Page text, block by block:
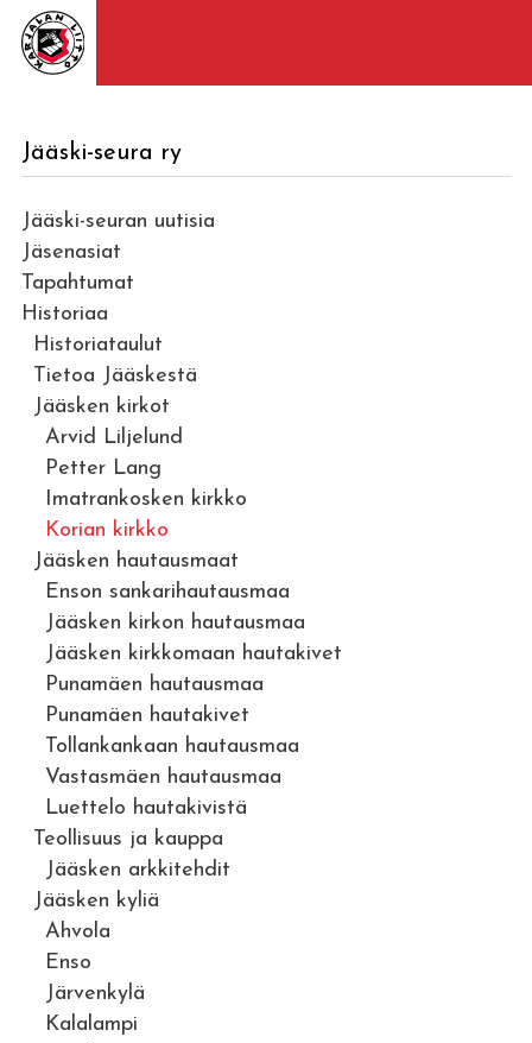
Jääski-seura ry
Jääski-seuran uutisia
Jäsenasiat
Tapahtumat
Historiaa
Historiataulut
Tietoa Jääskestä
Jääsken kirkot
Arvid Liljelund
Petter Lang
Imatrankosken kirkko
Korian kirkko
Jääsken hautausmaat
Enson sankarihautausmaa
Jääsken kirkon hautausmaa
Jääsken kirkkomaan hautakivet
Punamäen hautausmaa
Punamäen hautakivet
Tollankankaan hautausmaa
Vastasmäen hautausmaa
Luettelo hautakivistä
Teollisuus ja kauppa
Jääsken arkkitehdit
Jääsken kyliä
Ahvola
Enso
Järvenkylä
Kalalampi